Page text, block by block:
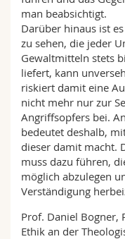
man beabsichtigt.
Darüber hinaus ist
zu sehen, die jeder
Gewaltmitteln stets
liefert, kann
riskiert damit eine
nicht mehr nur zur
Angriffsopfers bei.
bedeutet deshalb,
dieser damit macht.
muss dazu führen,
möglich abzulegen
Verständigung
Prof. Daniel Bogner,
Ethik an der